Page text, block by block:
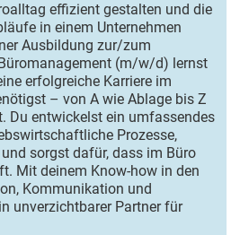
effizient gestalten und die
in einem Unternehmen
Ausbildung zur/zum
(m/w/d) lernst
erfolgreiche Karriere im
– von A wie Ablage bis Z
Du entwickelst ein umfassendes
Prozesse,
sorgst dafür, dass im Büro
Mit deinem Know-how in den
Kommunikation und
unverzichtbarer Partner für